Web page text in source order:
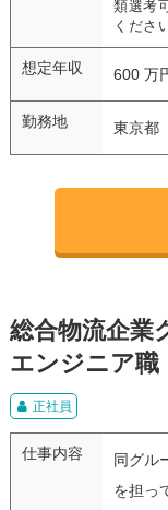
類選考
くださ
想定年収 600 万
勤務地 東京都
総合物流企業
エンジニア職
正社員
仕事内容
同グル
を担っ